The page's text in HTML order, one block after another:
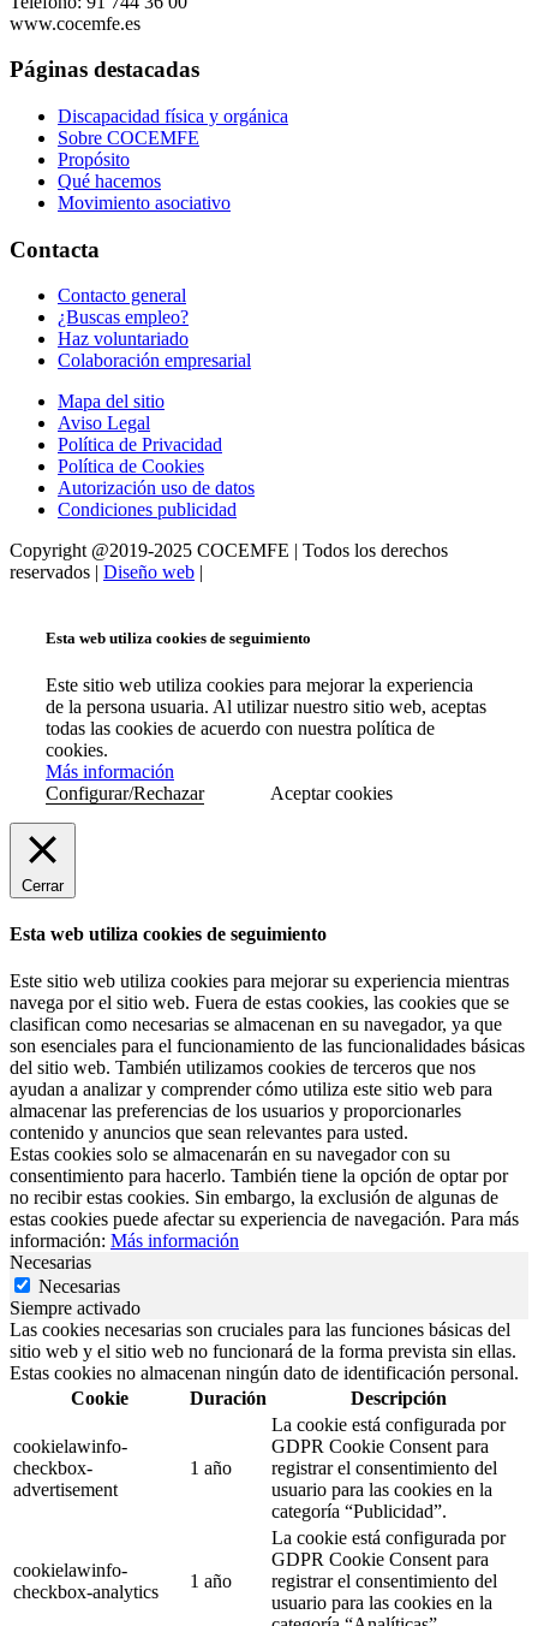
www.cocemfe.es
Páginas destacadas
Discapacidad física y orgánica
Sobre COCEMFE
Propósito
Qué hacemos
Movimiento asociativo
Contacta
Contacto general
¿Buscas empleo?
Haz voluntariado
Colaboración empresarial
Mapa del sitio
Aviso Legal
Política de Privacidad
Política de Cookies
Autorización uso de datos
Condiciones publicidad
Copyright @2019-2025 COCEMFE | Todos los derechos
reservados | Diseño web |
Esta web utiliza cookies de seguimiento
Este sitio web utiliza cookies para mejorar la experiencia
de la persona usuaria. Al utilizar nuestro sitio web, aceptas
todas las cookies de acuerdo con nuestra política de
cookies.
Más información
Configurar/Rechazar
Aceptar cookies
Cerrar
Esta web utiliza cookies de seguimiento
Este sitio web utiliza cookies para mejorar su experiencia mientras
navega por el sitio web. Fuera de estas cookies, las cookies que se
clasifican como necesarias se almacenan en su navegador, ya que
son esenciales para el funcionamiento de las funcionalidades básicas
del sitio web. También utilizamos cookies de terceros que nos
ayudan a analizar y comprender cómo utiliza este sitio web para
almacenar las preferencias de los usuarios y proporcionarles
contenido y anuncios que sean relevantes para usted.
Estas cookies solo se almacenarán en su navegador con su
consentimiento para hacerlo. También tiene la opción de optar por
no recibir estas cookies. Sin embargo, la exclusión de algunas de
estas cookies puede afectar su experiencia de navegación. Para más
información: Más información
Necesarias
Necesarias
Siempre activado
Las cookies necesarias son cruciales para las funciones básicas del
sitio web y el sitio web no funcionará de la forma prevista sin ellas.
Estas cookies no almacenan ningún dato de identificación personal.
Cookie
Duración Descripción
cookielawinfo-
checkbox-
advertisement
1 año
La cookie está configurada por
GDPR Cookie Consent para
registrar el consentimiento del
usuario para las cookies en la
categoría “Publicidad”.
cookielawinfo-
checkbox-analytics
1 año
La cookie está configurada por
GDPR Cookie Consent para
registrar el consentimiento del
usuario para las cookies en la